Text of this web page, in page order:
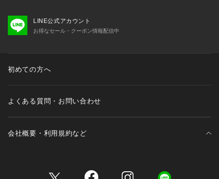
4． ギフトにも最適
特別な日のお祝いにもぴったりです。
ります。また、パソコン・スマートフォンなどの環境により、
LINE公式アカウント
お得なセール・クーポン情報配信中
初めての方へ
よくある質問・お問い合わせ
会社概要・利用規約など